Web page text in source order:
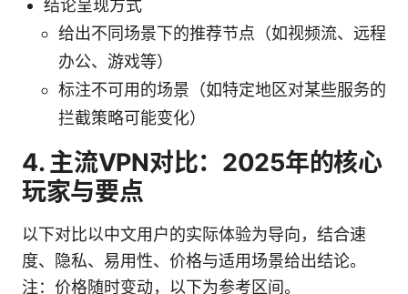
结论呈现方式
给出不同场景下的推荐节点（如视频流、远程
办公、游戏等）
标注不可用的场景（如特定地区对某些服务的
拦截策略可能变化）
4. 主流VPN对比：2025年的核心
玩家与要点
以下对比以中文用户的实际体验为导向，结合速
度、隐私、易用性、价格与适用场景给出结论。
注：价格随时变动，以下为参考区间。